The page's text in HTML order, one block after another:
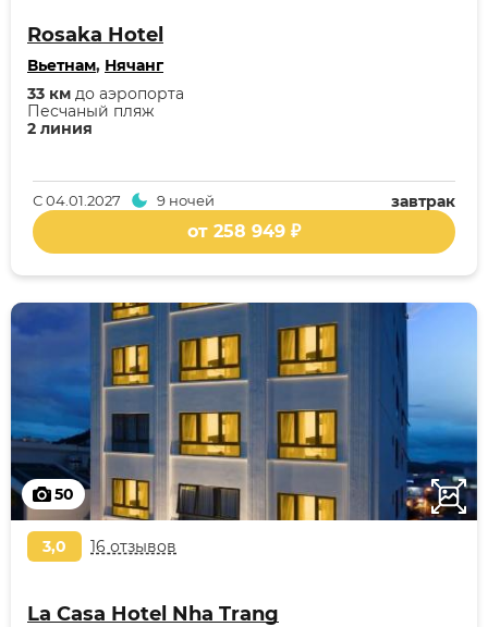
Rosaka Hotel
Вьетнам, Нячанг
2 линия
Песчаный пляж
33 км до аэропорта
завтрак
С04.01.2027 9 ночей
от 258 949 ₽
50
3,0 16 отзывов
La Casa Hotel Nha Trang